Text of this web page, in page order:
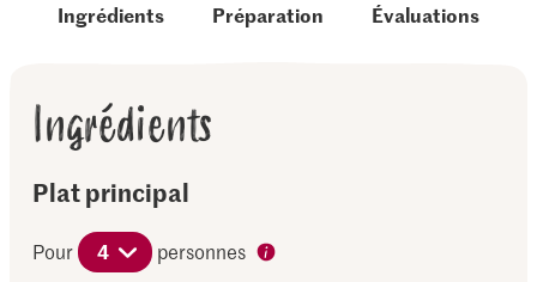
Ingrédients Préparation Évaluations
Ingrédients
Plat principal
Pour 4 personnes